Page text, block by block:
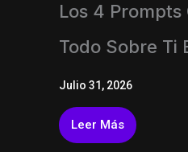
Los 4 Prompts
Todo Sobre Ti
Julio 31, 2026
Leer Más